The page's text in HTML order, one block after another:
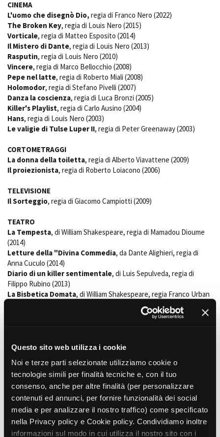
Questo sito web utilizza i cookie
Noi e terze parti selezionate utilizziamo cookie o
tecnologie simili per finalità tecniche e, con il tuo
consenso, anche per altre finalità (per personalizzare
contenuti ed annunci, per fornire funzionalità dei social
media e per analizzare il nostro traffico) come specificato
nella Privacy policy e Cookie policy. Condividiamo inoltre
informazioni sul modo in cui utilizza il nostro sito con i
Short Film Fund
PRODUCTION GUIDE
Società di produzione
Strutture di servizio
Professionisti
Attrici-Attori
Beginners
LOCATION GUIDE
FILM DATABASE
BOOK DATABASE
CASTING
David di Donatello
Nastri d’Argento
Premio Solinas
STRUMENTI
Location - Accedi al tuo
profilo
Location - Nuovo utente
Newsletter
Stage - Tirocini - Scuola e
Elenco Operatori Economici
per affidamento lavori in
economia
Amministrazione trasparente
Bandi e gare
Contatti
Privacy
Cookie policy
CINEMA
L'uomo che disegnò Dio, regia di Franco Nero (2022)
The Broken Key, regia di Louis Nero (2015)
Vorticale, regia di Matteo Esposito (2014)
Il Mistero di Dante, regia di Louis Nero (2013)
Rasputin, regia di Louis Nero (2010)
Vincere, regia di Marco Bellocchio (2008)
Pepe nel latte, regia di Roberto Miali (2008)
Holomodor, regia di Stefano Pivelli (2007)
Danza la coscienza, regia di Luca Bronzi (2005)
Killer's Playlist, regia di Carlo Ausino (2004)
Hans, regia di Louis Nero (2003)
Le valigie di Tulse Luper II, regia di Peter Greenaway (2003)
CORTOMETRAGGI
La donna della toiletta, regia di Alberto Viavattene (2009)
Il proiezionista, regia di Roberto Loiacono (2006)
TELEVISIONE
Il Sorteggio, regia di Giacomo Campiotti (2009)
TEATRO
La Tempesta, di William Shakespeare, regia di Mamadou Dioume
(2014)
Letture della "Divina Commedia, da Dante Alighieri, regia di
Anna Cuculo (2014)
Diario di un killer sentimentale, di Luis Sepulveda, regia di
Filippo Rubino (2013)
La Bisbetica Domata, di William Shakespeare, regia Franco Urban
, di Charles Perrault, regia Franco Urrban
di Franco Urban (2007)
VIDEO MUSICALI
Il ballo delle monadi, regia Davide Iodice (2009)
Snake Love , dei N.A.M.B., regia Riccardo Struchil (2006)
DOPPIAGGIO